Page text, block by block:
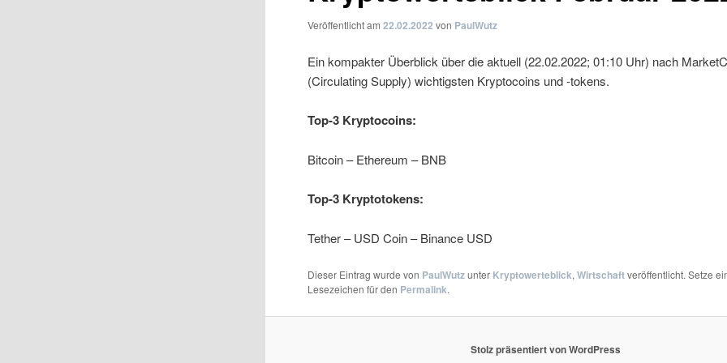
Veröffentlicht am22.02.2022 von PaulWutz
Ein kompakter Überblick über die aktuell (22.02.2022; 01:10 Uhr) nach
(Circulating Supply) wichtigsten Kryptocoins und -tokens.
Top-3 Kryptocoins:
Bitcoin – Ethereum – BNB
Top-3 Kryptotokens:
Tether – USD Coin – Binance USD
Dieser Eintrag wurde von PaulWutzunter Kryptowerteblick,Wirtschaftveröffentlicht. Setze
Lesezeichen für den Permalink.
Stolz präsentiert von WordPress